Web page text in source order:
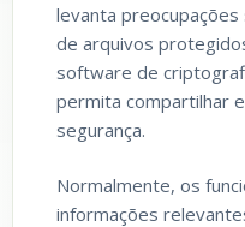
levanta
de arquivos
software de
permita compartilhar
segurança.
Normalmente, os
informações